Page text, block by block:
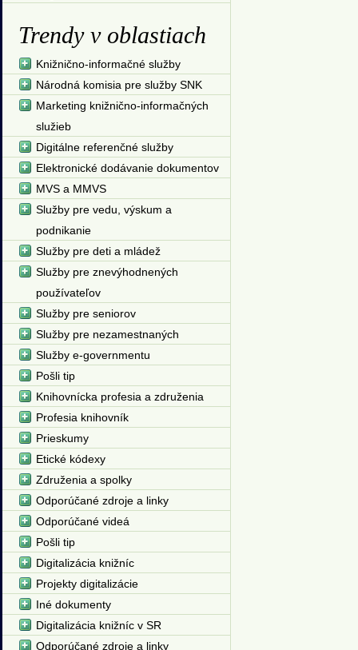
Trendy v oblastiach
Knižnično-informačné služby
Národná komisia pre služby SNK
Marketing knižnično-informačných
služieb
Digitálne referenčné služby
Elektronické dodávanie dokumentov
MVS a MMVS
Služby pre vedu, výskum a
podnikanie
Služby pre deti a mládež
Služby pre znevýhodnených
používateľov
Služby pre seniorov
Služby pre nezamestnaných
Služby e-governmentu
Pošli tip
Knihovnícka profesia a združenia
Profesia knihovník
Prieskumy
Etické kódexy
Združenia a spolky
Odporúčané zdroje a linky
Odporúčané videá
Pošli tip
Digitalizácia knižníc
Projekty digitalizácie
Iné dokumenty
Digitalizácia knižníc v SR
Odporúčané zdroje a linky